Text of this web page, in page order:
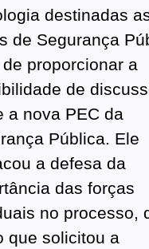
destinadas
de Segurança
proporcionar a
de
a nova PEC da
Pública. Ele
a defesa da
das forças
no processo,
que solicitou a